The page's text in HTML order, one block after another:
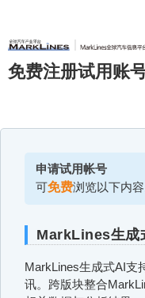
免费注册试用账
申请试用帐号
可免费浏览以下内容
MarkLines生成
MarkLines生成式AI支
讯。跨版块整合